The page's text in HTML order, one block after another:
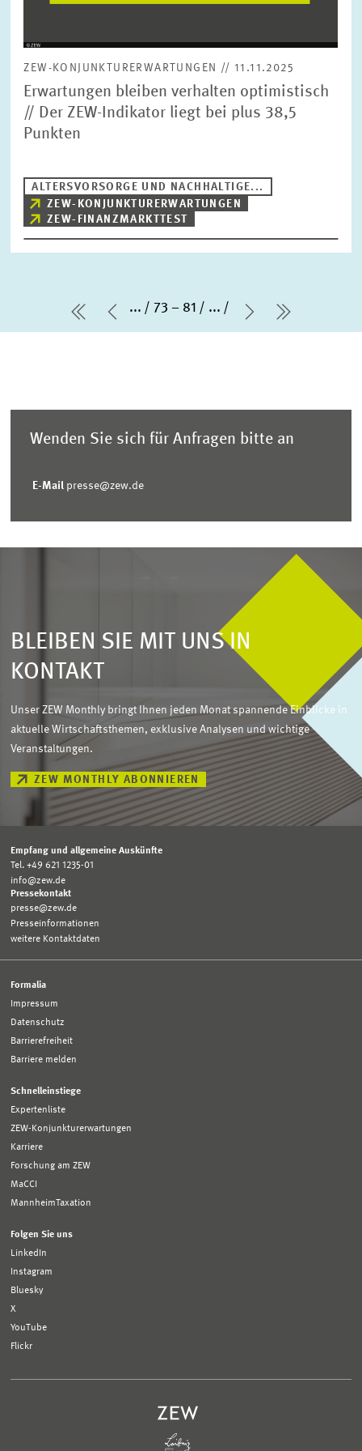
ZEW-KONJUNKTURERWARTUNGEN // 11.11.2025
Erwartungen bleiben verhalten optimistisch
// Der ZEW-Indikator liegt bei plus 38,5
Punkten
ALTERSVORSORGE UND NACHHALTIGE...
ZEW-KONJUNKTURERWARTUNGEN
ZEW-FINANZMARKTTEST
erste Seite
Vorherige Seite
... 73 – 81 ...
Nächste
letzte
Wenden Sie sich für Anfragen bitte an
E-Mail presse@zew.de
BLEIBEN SIE MIT UNS IN
KONTAKT
Unser ZEW Monthly bringt Ihnen jeden Monat spannende Einblicke in
aktuelle Wirtschaftsthemen, exklusive Analysen und wichtige
Veranstaltungen.
ZEW MONTHLY ABONNIEREN
Empfang und allgemeine Auskünfte
Tel. +49 621 1235-01
info@zew.de
Pressekontakt
presse@zew.de
Presseinformationen
weitere Kontaktdaten
Formalia
Impressum
Datenschutz
Barrierefreiheit
Barriere melden
Schnelleinstiege
Expertenliste
ZEW-Konjunkturerwartungen
Karriere
Forschung am ZEW
MaCCI
MannheimTaxation
Folgen Sie uns
LinkedIn
Instagram
Bluesky
X
YouTube
Flickr